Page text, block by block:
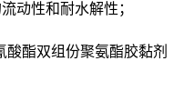
动性和耐水解性；
酸酯双组份聚氨酯胶黏剂